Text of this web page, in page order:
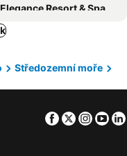
Resort & Spa
Belek Golf Resort
Ayscha Resort & Spa
Resort Hotel
Premium Resort & Spa
Středozemní moře
Facebook
Twitter